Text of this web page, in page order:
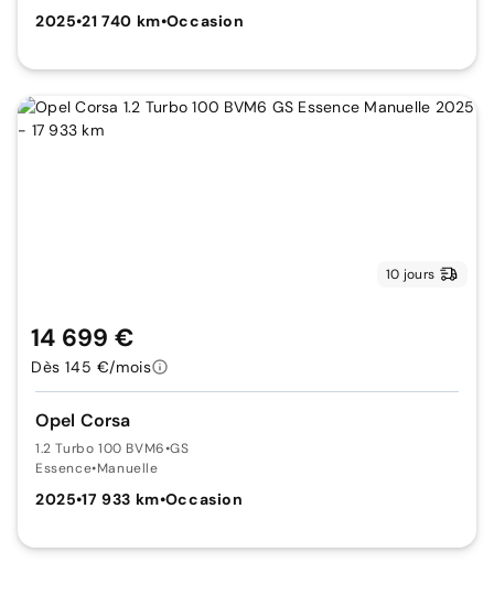
2025•21 740 km•Occasion
10 jours
Opel Corsa
1.2 Turbo 100 BVM6•GS
Essence•Manuelle
2025•17 933 km•Occasion
14 699 €
Dès 145 €/mois